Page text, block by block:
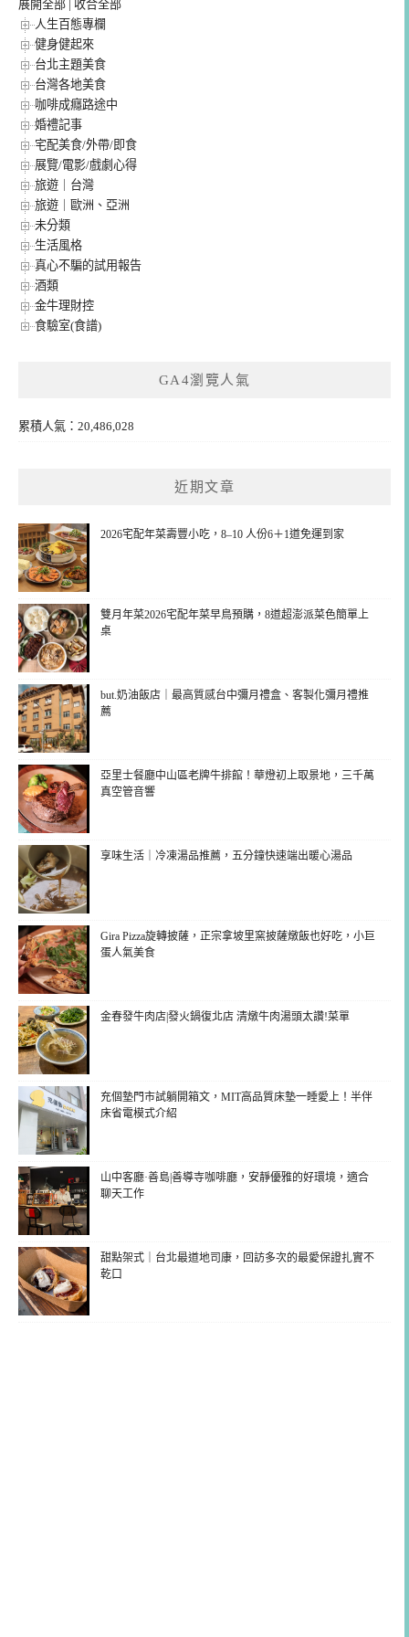
展開全部
收合全部
人生百態專欄
健身健起來
台北主題美食
台灣各地美食
咖啡成癮路途中
婚禮記事
宅配美食/外帶/即食
展覽/電影/戲劇心得
旅遊｜台灣
旅遊｜歐洲、亞洲
未分類
生活風格
真心不騙的試用報告
酒類
金牛理財控
食驗室(食譜)
GA4瀏覽人氣
累積人氣：20,486,028
近期文章
2026宅配年菜壽豐小吃，8–10 人份6＋1道免運到家
雙月年菜2026宅配年菜早鳥預購，8道超澎派菜色簡單上
桌
but.奶油飯店｜最高質感台中彌月禮盒、客製化彌月禮推
薦
亞里士餐廳中山區老牌牛排館！華燈初上取景地，三千萬
真空管音響
享味生活｜冷凍湯品推薦，五分鐘快速端出暖心湯品
Gira Pizza旋轉披薩，正宗拿坡里窯披薩燉飯也好吃，小巨
蛋人氣美食
金春發牛肉店|發火鍋復北店 清燉牛肉湯頭太讚!菜單
充個墊門市試躺開箱文，MIT高品質床墊一睡愛上！半伴
床省電模式介紹
山中客廳·善島|善導寺咖啡廳，安靜優雅的好環境，適合
聊天工作
甜點架式｜台北最道地司康，回訪多次的最愛保證扎實不
乾口